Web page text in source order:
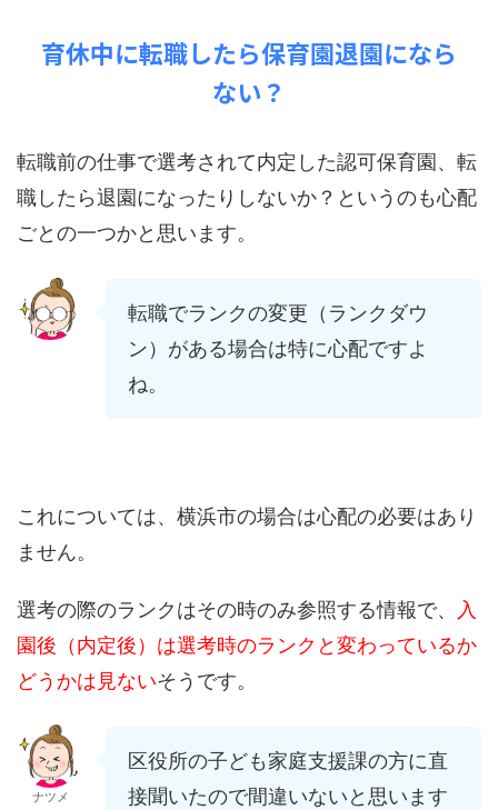
育休中に転職したら保育園退園になら
ない？
転職前の仕事で選考されて内定した認可保育園、転
職したら退園になったりしないか？というのも心配
ごとの一つかと思います。
転職でランクの変更（ランクダウ
ン）がある場合は特に心配ですよ
ね。
これについては、横浜市の場合は心配の必要はあり
ません。
選考の際のランクはその時のみ参照する情報で、 入
園後（内定後）は選考時のランクと変わっているか
どうかは見ないそうです。
ナツメ
区役所の子ども家庭支援課の方に直
接聞いたので間違いないと思います